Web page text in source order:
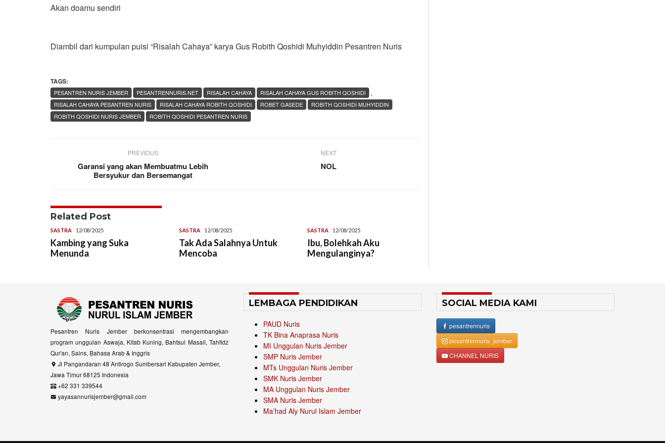
Akan doamu sendiri
Diambil dari kumpulan puisi “Risalah Cahaya” karya Gus Robith Qoshidi Muhyiddin Pesantren Nuris
TAGS:
,
PESANTREN NURIS JEMBER PESANTRENNURIS.NET RISALAH CAHAYA
RISALAH CAHAYA GUS ROBITH QOSHIDI
RISALAH CAHAYA PESANTREN NURIS
RISALAH CAHAYA ROBITH QOSHIDI ROBET GASEDE
ROBITH QOSHIDI MUHYIDDIN
ROBITH QOSHIDI NURIS JEMBER
ROBITH QOSHIDI PESANTREN NURIS
PREVIOUS
Garansi yang akan Membuatmu Lebih
Bersyukur dan Bersemangat
NEXT
NOL
Related Post
SASTRA 12/08/2025
Kambing yang Suka
Menunda
SASTRA 12/08/2025
Tak Ada Salahnya Untuk
Mencoba
SASTRA 12/08/2025
Ibu, Bolehkah Aku
Mengulanginya?
Pesantren Nuris Jember berkonsentrasi mengembangkan
program unggulan Aswaja, Kitab Kuning, Bahtsul Masail, Tahfidz
Qur'an, Sains, Bahasa Arab & Inggris
Jl Pangandaran 48 Antirogo Sumbersari Kabupaten Jember,
Jawa Timur 68125 Indonesia
+62 331 339544
yayasannurisjember@gmail.com
LEMBAGA PENDIDIKAN
PAUD Nuris
TK Bina Anaprasa Nuris
MI Unggulan Nuris Jember
SMP Nuris Jember
MTs Unggulan Nuris Jember
SMK Nuris Jember
MA Unggulan Nuris Jember
SMA Nuris Jember
Ma’had Aly Nurul Islam Jember
SOCIAL MEDIA KAMI
pesantrennuris
pesantrennuris_jember
CHANNEL NURIS